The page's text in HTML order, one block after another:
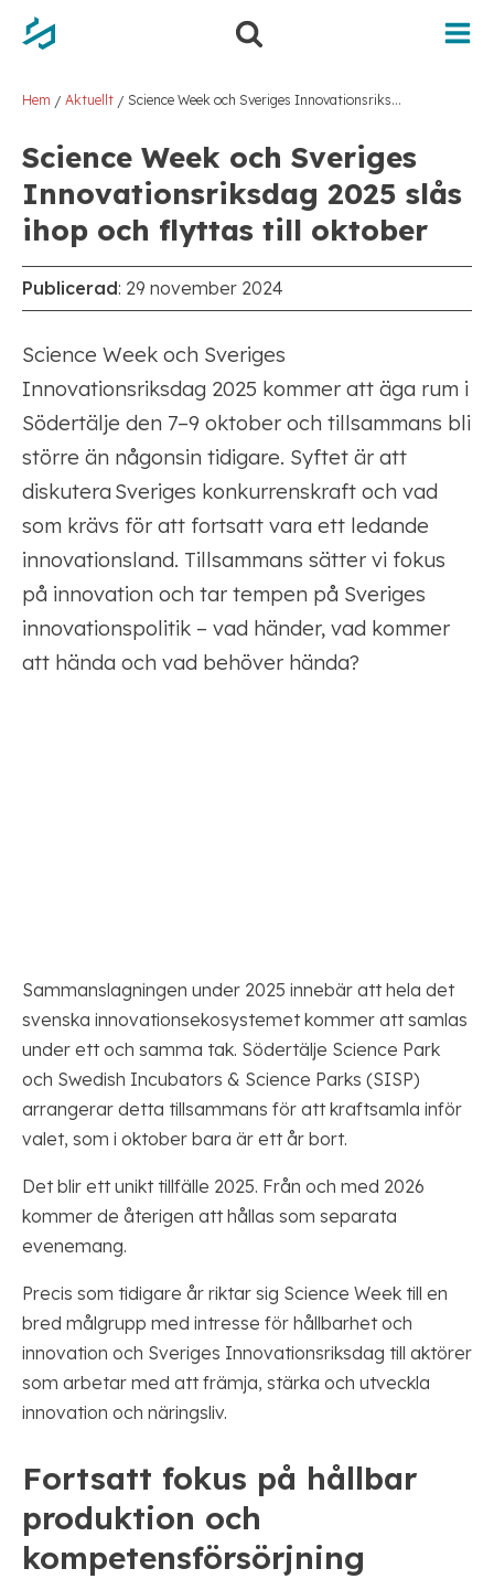
Hoppa
Hoppa
Hem / Aktuellt / Science Week och Sveriges Innovationsriksdag 2025 slås ihop och flyttas till oktober
Science Week och Sveriges
Innovationsriksdag 2025 slås
ihop och flyttas till oktober
Publicerad: 29 november 2024
Science Week och Sveriges
Innovationsriksdag 2025 kommer att äga rum i
Södertälje den 7–9 oktober och tillsammans bli
större än någonsin tidigare. Syftet är att
diskutera Sveriges konkurrenskraft och vad
som krävs för att fortsatt vara ett ledande
innovationsland. Tillsammans sätter vi fokus
på innovation och tar tempen på Sveriges
innovationspolitik – vad händer, vad kommer
att hända och vad behöver hända?
Sammanslagningen under 2025 innebär att hela det
svenska innovationsekosystemet kommer att samlas
under ett och samma tak. Södertälje Science Park
och Swedish Incubators & Science Parks (SISP)
arrangerar detta tillsammans för att kraftsamla inför
valet, som i oktober bara är ett år bort.
Det blir ett unikt tillfälle 2025. Från och med 2026
kommer de återigen att hållas som separata
evenemang.
Precis som tidigare år riktar sig Science Week till en
bred målgrupp med intresse för hållbarhet och
innovation och Sveriges Innovationsriksdag till aktörer
som arbetar med att främja, stärka och utveckla
innovation och näringsliv.
Fortsatt fokus på hållbar
produktion och
kompetensförsörjning